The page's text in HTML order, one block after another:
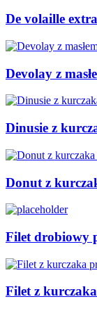
De volaille
Devolay z
Dinusie z
Donut z
Filet drobiowy
Filet z